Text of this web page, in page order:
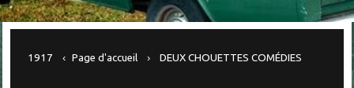
1917 Page d'accueil DEUX CHOUETTES COMÉDIES